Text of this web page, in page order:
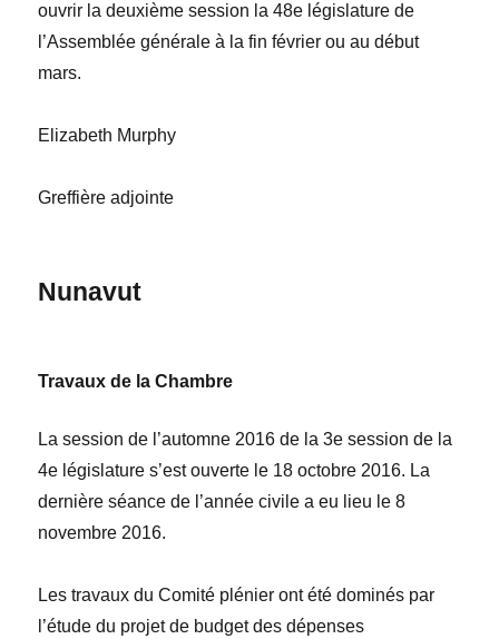
ouvrir la deuxième session la 48e législature de
l’Assemblée généraleà la fin février ou au début
mars.
Elizabeth Murphy
Greffière adjointe
Nunavut
Travaux de la Chambre
La session de l’automne 2016 de la 3e session de la
4e législature s’est ouverte le 18 octobre 2016. La
dernière séance de l’année civile a eu lieu le 8
novembre 2016.
Les travaux du Comité plénier ont été dominés par
l’étude du projet de budget des dépenses